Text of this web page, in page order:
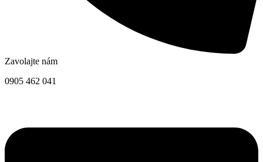
Zavolajte nám
0905 462 041